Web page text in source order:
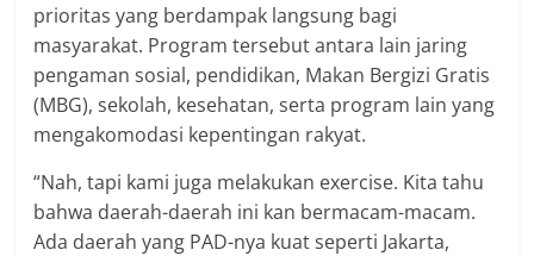
prioritas yang berdampak langsung bagi
masyarakat. Program tersebut antara lain jaring
pengaman sosial, pendidikan, Makan Bergizi Gratis
(MBG), sekolah, kesehatan, serta program lain yang
mengakomodasi kepentingan rakyat.
“Nah, tapi kami juga melakukan exercise. Kita tahu
bahwa daerah-daerah ini kan bermacam-macam.
Ada daerah yang PAD-nya kuat seperti Jakarta,